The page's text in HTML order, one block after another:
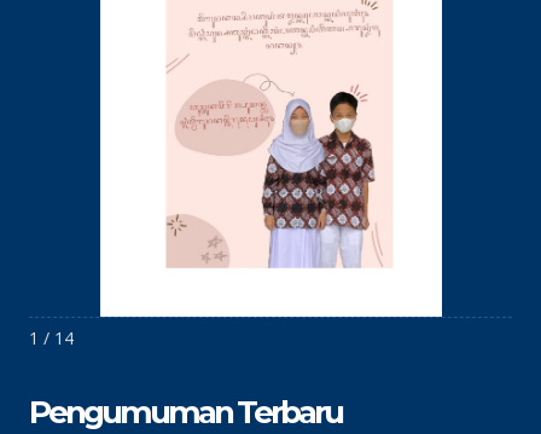
1 / 14
Pengumuman Terbaru